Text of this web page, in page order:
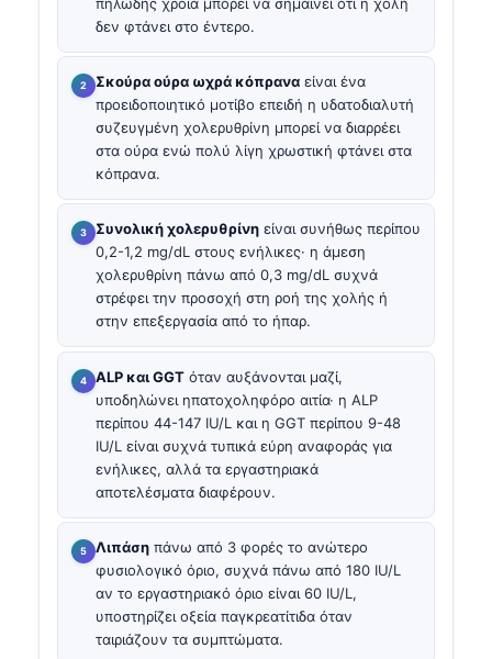
δεν φτάνει στο έντερο.
Σκούρα ούρα ωχρά κόπρανα είναι ένα
προειδοποιητικό μοτίβο επειδή η υδατοδιαλυτή
συζευγμένη χολερυθρίνη μπορεί να διαρρέει
στα ούρα ενώ πολύ λίγη χρωστική φτάνει στα
κόπρανα.
Συνολική χολερυθρίνη είναι συνήθως περίπου
0,2-1,2 mg/dL στους ενήλικες· η άμεση
χολερυθρίνη πάνω από 0,3 mg/dL συχνά
στρέφει την προσοχή στη ροή της χολής ή
στην επεξεργασία από το ήπαρ.
ALP και GGT όταν αυξάνονται μαζί,
υποδηλώνει ηπατοχοληφόρο αιτία· η ALP
περίπου 44-147 IU/L και η GGT περίπου 9-48
IU/L είναι συχνά τυπικά εύρη αναφοράς για
ενήλικες, αλλά τα εργαστηριακά
αποτελέσματα διαφέρουν.
Λιπάση πάνω από 3 φορές το ανώτερο
φυσιολογικό όριο, συχνά πάνω από 180 IU/L
αν το εργαστηριακό όριο είναι 60 IU/L,
υποστηρίζει οξεία παγκρεατίτιδα όταν
ταιριάζουν τα συμπτώματα.